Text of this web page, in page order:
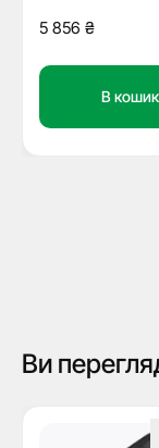
кнопки, OEM
5 856 ₴
В кошик
Ви